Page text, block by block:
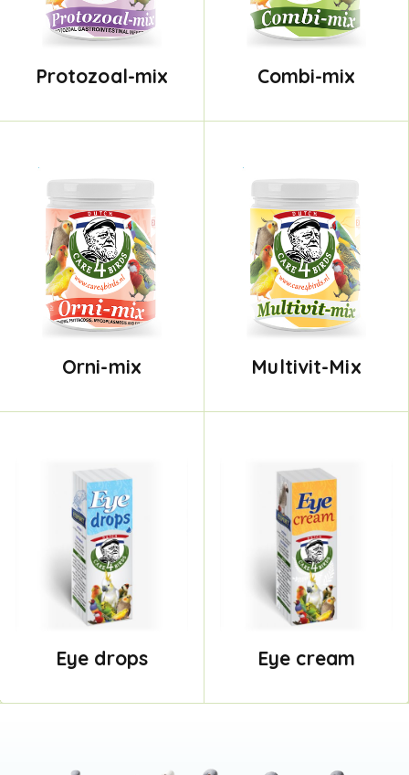
Protozoal-mix Combi-mix
Orni-mix Multivit-Mix
Eye drops Eye cream